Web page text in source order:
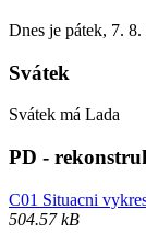
Dnes je pátek, 7. 8.
Svátek
Svátek má Lada
PD -
C01 Situacni
504.57 kB